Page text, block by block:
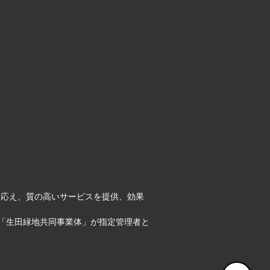
え、質の高いサービスを提供、効果
田緑地共同事業体」が指定管理者と